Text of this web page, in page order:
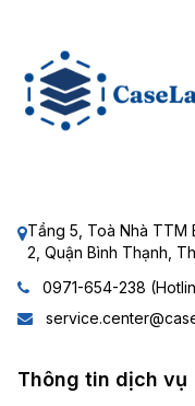
Tầng 5, Toà Nhà TTM
2, Quận Bình Thạnh,
0971-654-238
Thông tin dịch vụ